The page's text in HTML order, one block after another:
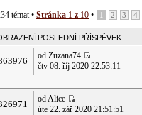
témat • Stránka 1 z 10 • 1 2 3 4
POSLEDNÍ PŘÍSPĚVEK
od Zuzana74
čtv 08. říj 2020 22:53:11
od Alice
úte 22. zář 2020 21:51:51